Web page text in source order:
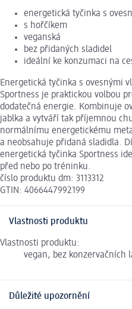
energetická tyčinka s
s hořčíkem
veganská
bez přidaných sladidel
ideální ke konzumaci na
Energetická tyčinka s ovesnými
Sportness je praktickou volbou
dodatečná energie. Kombinuje
jablka a vytváří tak příjemnou
normálnímu energetickému
a neobsahuje přidaná sladidla.
energetická tyčinka Sportness
před nebo po tréninku.
číslo produktu dm: 3113312
GTIN: 4066447992199
Vlastnosti produktu
Vlastnosti produktu:
vegan, bez konzervačních
Důležité upozornění